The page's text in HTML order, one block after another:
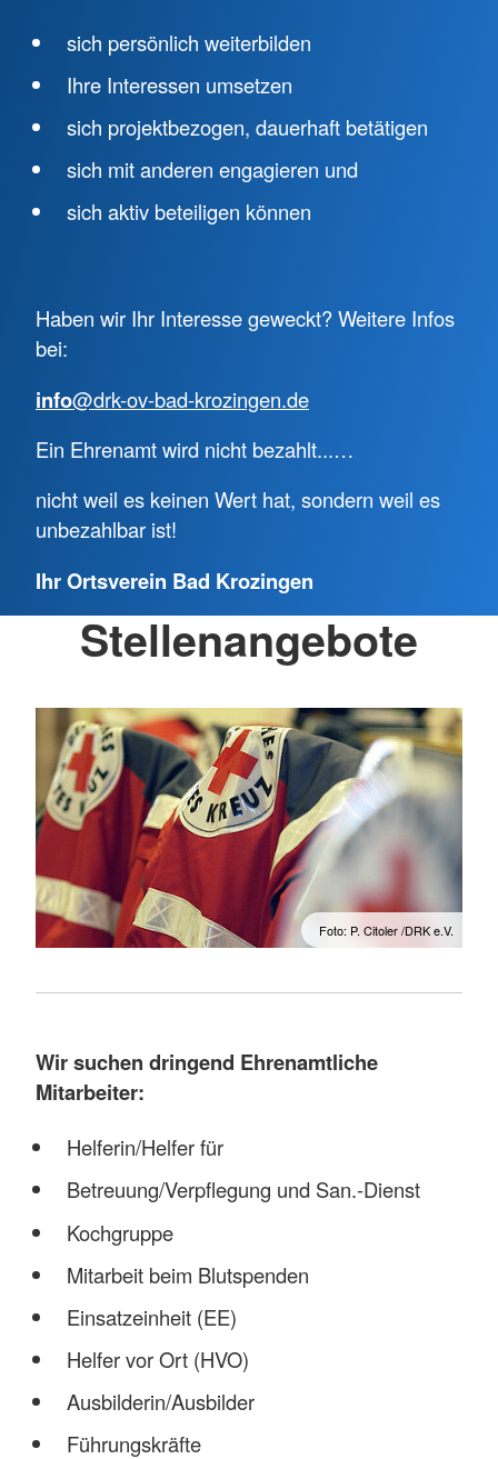
sich persönlich weiterbilden
Ihre Interessen umsetzen
sich projektbezogen, dauerhaft betätigen
sich mit anderen engagieren und
sich aktiv beteiligen können
Haben wir Ihr Interesse geweckt? Weitere Infos
bei:
info@drk-ov-bad-krozingen.de
Ein Ehrenamt wird nicht bezahlt...…
nicht weil es keinen Wert hat, sondern weil es
unbezahlbar ist!
Ihr Ortsverein Bad Krozingen
Stellenangebote
Foto: P. Citoler /DRK e.V.
Wir suchen dringend Ehrenamtliche
Mitarbeiter:
Helferin/Helfer für
Betreuung/Verpflegung und San.-Dienst
Kochgruppe
Mitarbeit beim Blutspenden
Einsatzeinheit (EE)
Helfer vor Ort (HVO)
Ausbilderin/Ausbilder
Führungskräfte